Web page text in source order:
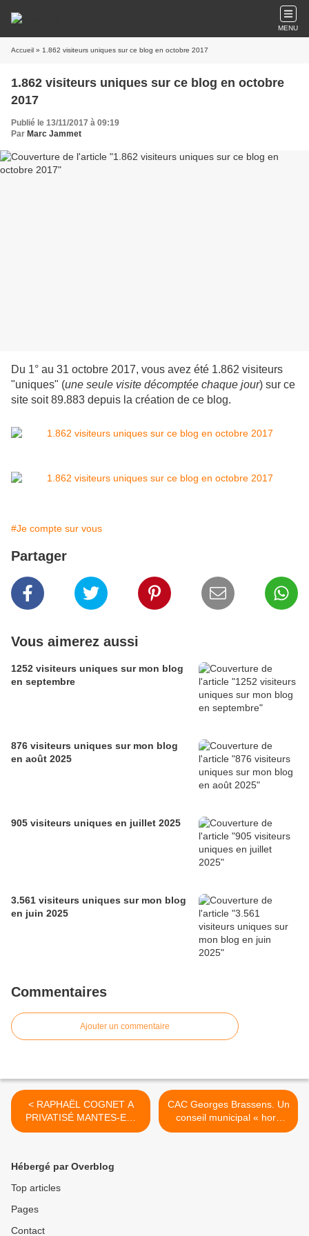
MENU
Accueil » 1.862 visiteurs uniques sur ce blog en octobre 2017
1.862 visiteurs uniques sur ce blog en octobre
2017
Publié le 13/11/2017 à 09:19
Par Marc Jammet
Du 1° au 31 octobre 2017, vous avez été 1.862 visiteurs
"uniques" (une seule visite décomptée chaque jour) sur ce
site soit 89.883 depuis la création de ce blog.
#Je compte sur vous
Partager
Vous aimerez aussi
1252 visiteurs uniques sur mon blog
en septembre
876 visiteurs uniques sur mon blog
en août 2025
905 visiteurs uniques en juillet 2025
3.561 visiteurs uniques sur mon blog
en juin 2025
Commentaires
Ajouter un commentaire
< RAPHAËL COGNET A
PRIVATISÉ MANTES-EN-
YVELINES HABITAT
CAC Georges Brassens. Un
conseil municipal « hors
sol », une majorité
Hébergé par Overblog
Top articles
Pages
Contact